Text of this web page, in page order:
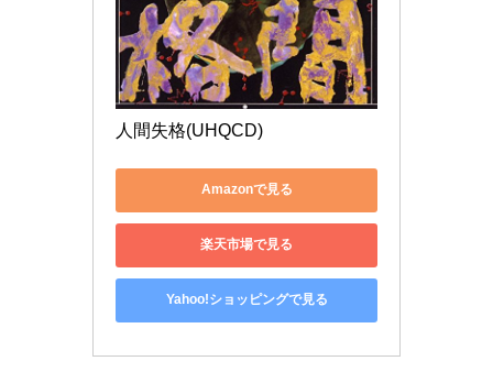
人間失格(UHQCD)
Amazonで見る
楽天市場で見る
Yahoo!ショッピングで見る